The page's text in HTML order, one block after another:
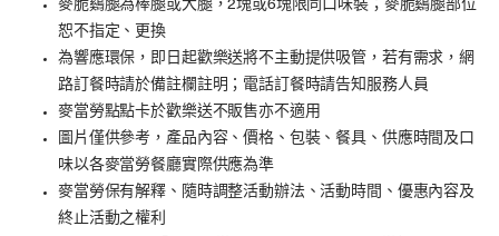
麥脆鷄腿為棒腿或大腿，2塊或6塊限同口味裝；麥脆鷄腿部位
恕不指定、更換
為響應環保，即日起歡樂送將不主動提供吸管，若有需求，網
路訂餐時請於備註欄註明；電話訂餐時請告知服務人員
麥當勞點點卡於歡樂送不販售亦不適用
圖片僅供參考，產品內容、價格、包裝、餐具、供應時間及口
味以各麥當勞餐廳實際供應為準
麥當勞保有解釋、隨時調整活動辦法、活動時間、優惠內容及
終止活動之權利